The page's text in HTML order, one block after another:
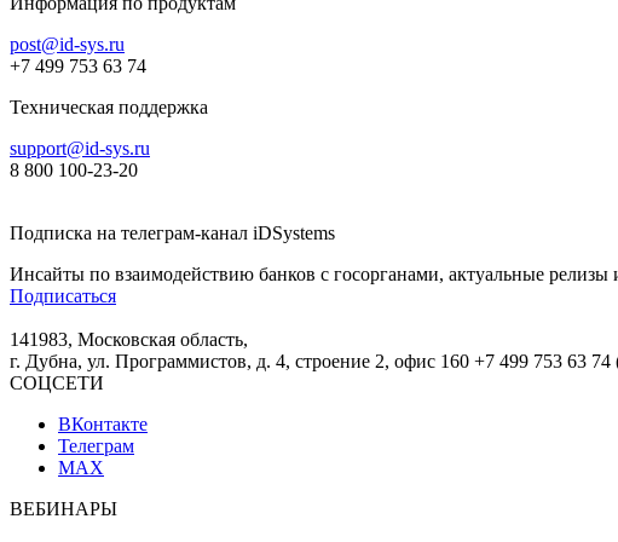
post@id-sys.ru
+7 499 753 63 74
Техническая поддержка
support@id-sys.ru
8 800 100-23-20
Подписка на телеграм-канал iDSystems
Инсайты по взаимодействию банков с госорганами, актуальные релизы
Подписаться
141983, Московская область,
г. Дубна, ул. Программистов, д. 4, строение 2, офис 160 +7 499 753 63
СОЦСЕТИ
ВКонтакте
Телеграм
MAX
ВЕБИНАРЫ